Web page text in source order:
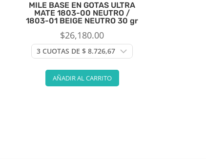
MILE BASE EN GOTAS ULTRA
MATE 1803-00 NEUTRO /
1803-01 BEIGE NEUTRO 30 gr
$26,180.00
AÑADIR AL CARRITO